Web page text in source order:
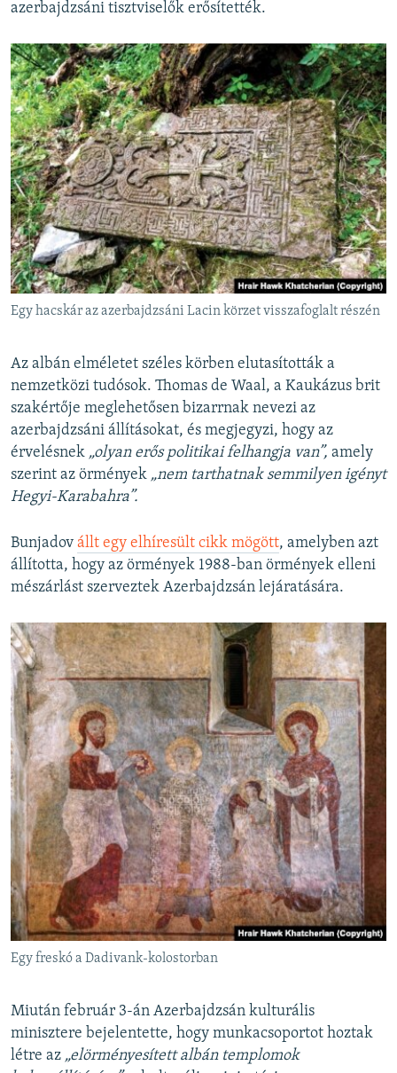
azerbajdzsáni tisztviselők erősítették.
Egy hacskár az azerbajdzsáni Lacin körzet visszafoglalt részén
Az albán elméletet széles körben elutasították a
nemzetközi tudósok. Thomas de Waal, a Kaukázus brit
szakértője meglehetősen bizarrnak nevezi az
azerbajdzsáni állításokat, és megjegyzi, hogy az
érvelésnek „olyan erős politikai felhangja van”, amely
szerint az örmények „nem tarthatnak semmilyen igényt
Hegyi-Karabahra”.
Bunjadov állt egy elhíresült cikk mögött, amelyben azt
állította, hogy az örmények 1988-ban örmények elleni
mészárlást szerveztek Azerbajdzsán lejáratására.
Egy freskó a Dadivank-kolostorban
Miután február 3-án Azerbajdzsán kulturális
minisztere bejelentette, hogy munkacsoportot hoztak
létre az „elörményesített albán templomok